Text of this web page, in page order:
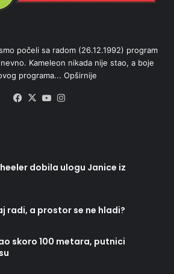
počeli sa radom (26.12.1992) program
Kameleon nikada nije stao, a boje
programa... Opširnije
Facebook
X YouTube
dobila ulogu Janice iz
radi, a prostor se ne hladi?
skoro 100 metara, putnici